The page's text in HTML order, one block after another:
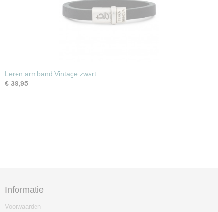
Leren armband Vintage zwart
€ 39,95
Informatie
Voorwaarden